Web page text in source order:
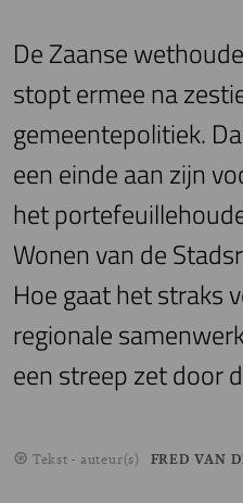
De Zaanse
stopt ermee na
gemeentepolitiek.
een einde aan zijn
het
Wonen van de
Hoe gaat het straks
regionale
een streep zet door
Tekst - auteur(s) FRED VAN